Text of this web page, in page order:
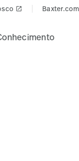
launch Baxter.com